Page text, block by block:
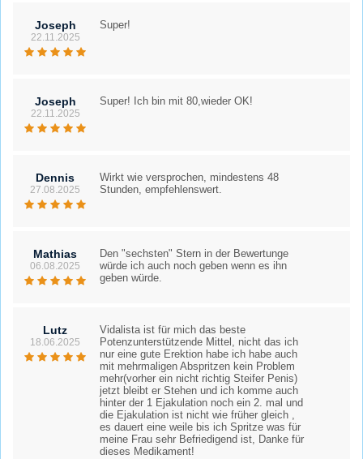
Joseph
22.11.2025
Super!
Joseph
22.11.2025
Super! Ich bin mit 80,wieder OK!
Dennis
27.08.2025
Wirkt wie versprochen, mindestens 48
Stunden, empfehlenswert.
Mathias
06.08.2025
Den "sechsten" Stern in der Bewertunge
würde ich auch noch geben wenn es ihn
geben würde.
Lutz
18.06.2025
Vidalista ist für mich das beste
Potenzunterstützende Mittel, nicht das ich
nur eine gute Erektion habe ich habe auch
mit mehrmaligen Abspritzen kein Problem
mehr(vorher ein nicht richtig Steifer Penis)
jetzt bleibt er Stehen und ich komme auch
hinter der 1 Ejakulation noch ein 2. mal und
die Ejakulation ist nicht wie früher gleich ,
es dauert eine weile bis ich Spritze was für
meine Frau sehr Befriedigend ist, Danke für
dieses Medikament!